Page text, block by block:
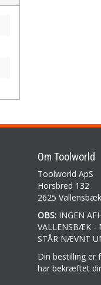
Om Toolworld
Toolworld ApS
Horsbred 132
2625 Vallensbæk
OBS:INGEN
VALLENSBÆK -
STÅR NÆVNT
Din bestilling er
har bekræftet